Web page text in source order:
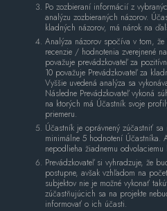
Po zozbieraní informácií z
analýzu zozbieraných názorov.
kladných názorov, má nárok na
Analýza názorov spočíva v tom,
recenzie / hodnotenia zverejnené
považuje prevádzkovateľ za
10 považuje Prevádzkovateľ za
Vyššie uvedená analýza sa
Následne Prevádzkovateľ vykoná
na ktorých má Účastník svoje
priemeru.
Účastník je oprávnený zúčastniť
minimálne 5 hodnotení Účastníka.
nepodlieha žiadnemu odvolaciemu
Prevádzkovateľ si vyhradzuje, že
postupne, avšak vzhľadom na
subjektov nie je možné vykonať
zúčastňujúcich sa na projekte
informovať o ich účasti.